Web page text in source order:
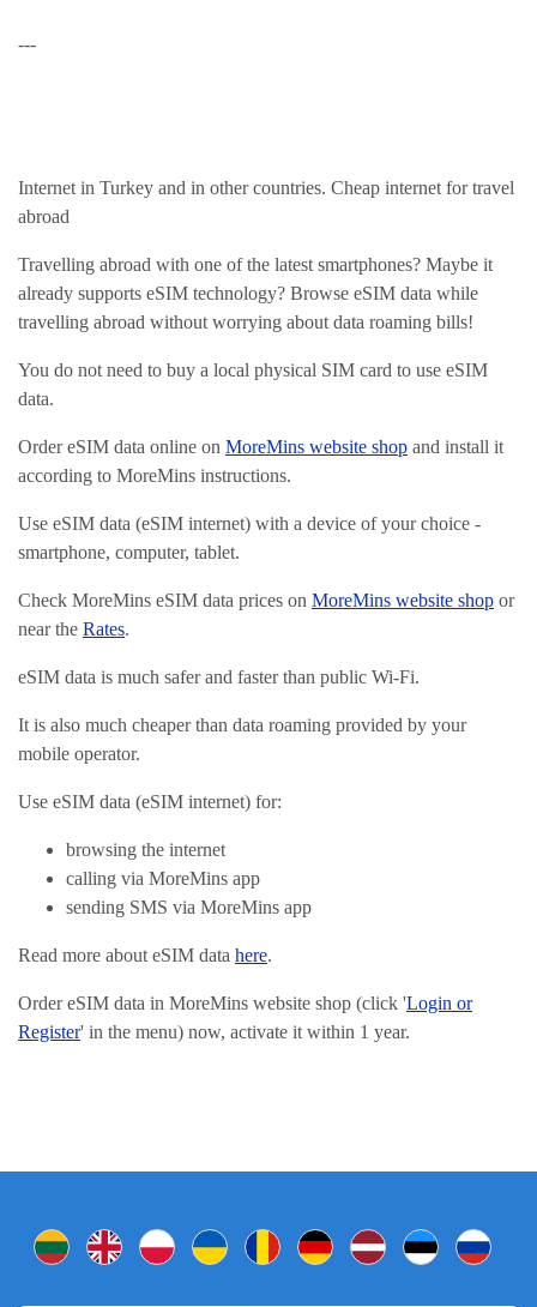
---
Internet in Turkey and in other countries. Cheap internet for travel
abroad
Travelling abroad with one of the latest smartphones? Maybe it
already supports eSIM technology? Browse eSIM data while
travelling abroad without worrying about data roaming bills!
You do not need to buy a local physical SIM card to use eSIM
data.
Order eSIM data online on MoreMins website shop and install it
according to MoreMins instructions.
Use eSIM data (eSIM internet) with a device of your choice -
smartphone, computer, tablet.
Check MoreMins eSIM data prices on MoreMins website shop or
near the Rates.
eSIM data is much safer and faster than public Wi-Fi.
It is also much cheaper than data roaming provided by your
mobile operator.
Use eSIM data (eSIM internet) for:
browsing the internet
calling via MoreMins app
sending SMS via MoreMins app
Read more about eSIM data here.
Order eSIM data in MoreMins website shop (click 'Login or
Register' in the menu) now, activate it within 1 year.